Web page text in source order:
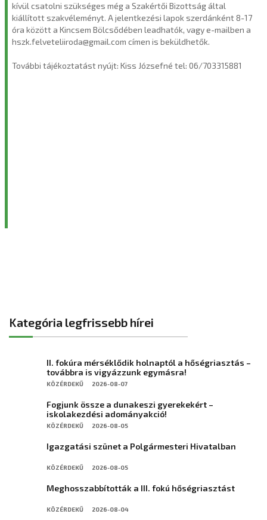
kívül csatolni szükséges még a Szakértői Bizottság által
kiállított szakvéleményt. A jelentkezési lapok szerdánként 8-17
óra között a Kincsem Bölcsődében leadhatók, vagy e-mailben a
hszk.felveteliiroda@gmail.com címen is beküldhetők.
További tájékoztatást nyújt: Kiss Józsefné tel: 06/703315881
Kategória legfrissebb hírei
II. fokúra mérséklődik holnaptól a hőségriasztás –
továbbra is vigyázzunk egymásra!
KÖZÉRDEKŰ 2026-08-07
Fogjunk össze a dunakeszi gyerekekért –
iskolakezdési adományakció!
KÖZÉRDEKŰ 2026-08-05
Igazgatási szünet a Polgármesteri Hivatalban
KÖZÉRDEKŰ 2026-08-05
Meghosszabbították a III. fokú hőségriasztást
KÖZÉRDEKŰ 2026-08-04